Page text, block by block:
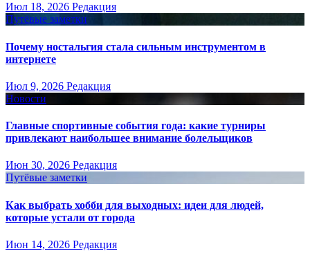
Июл 18, 2026 Редакция
Путёвые заметки
Почему ностальгия стала сильным инструментом в
интернете
Июл 9, 2026 Редакция
Новости
Главные спортивные события года: какие турниры
привлекают наибольшее внимание болельщиков
Июн 30, 2026 Редакция
Путёвые заметки
Как выбрать хобби для выходных: идеи для людей,
которые устали от города
Июн 14, 2026 Редакция